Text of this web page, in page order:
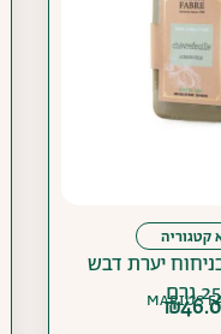
קטגוריה
יערת דבש
גרםMARIUS
₪